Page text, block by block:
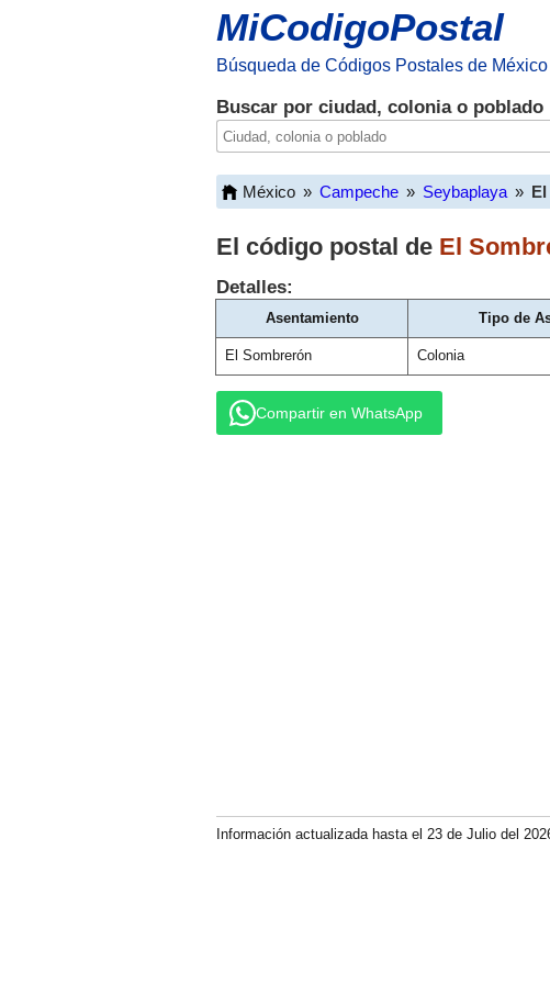
MiCodigoPostal
Búsqueda de Códigos Postales de México
Buscar por ciudad, colonia o poblado
México » Campeche » Seybaplaya »
El código postal de El
Detalles:
Asentamiento Tipo de
El Sombrerón Colonia
Compartir en WhatsApp
Información actualizada hasta el 23 de Julio del